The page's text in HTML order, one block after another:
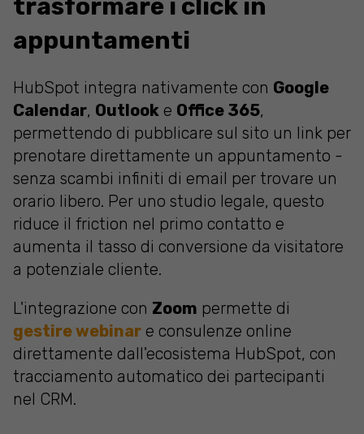
trasformare i click in
appuntamenti
HubSpot integra nativamente con Google
Calendar, Outlook e Office 365,
permettendo di pubblicare sul sito un link per
prenotare direttamente un appuntamento -
senza scambi infiniti di email per trovare un
orario libero. Per uno studio legale, questo
riduce il friction nel primo contatto e
aumenta il tasso di conversione da visitatore
a potenziale cliente.
L'integrazione con Zoom permette di
gestire webinar e consulenze online
direttamente dall'ecosistema HubSpot, con
tracciamento automatico dei partecipanti
nel CRM.